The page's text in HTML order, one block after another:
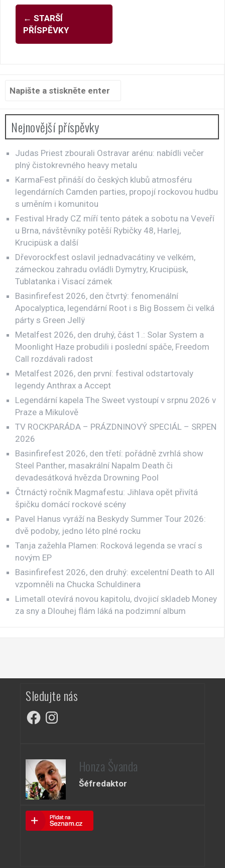
Navigace
pro
příspěvky
← STARŠÍ
PŘÍSPĚVKY
Hledat:
Nejnovější příspěvky
Judas Priest zbourali Ostravar arénu: nabídli večer
plný čistokrevného heavy metalu
KarmaFest přináší do českých klubů atmosféru
legendárních Camden parties, propojí rockovou hudbu
s uměním i komunitou
Festival Hrady CZ míří tento pátek a sobotu na Veveří
u Brna, návštěvníky potěší Rybičky 48, Harlej,
Krucipüsk a další
Dřevorockfest oslavil jednadvacátiny ve velkém,
zámeckou zahradu ovládli Dymytry, Krucipüsk,
Tublatanka i Visací zámek
Basinfirefest 2026, den čtvrtý: fenomenální
Apocalyptica, legendární Root i s Big Bossem či velká
párty s Green Jellÿ
Metalfest 2026, den druhý, část 1.: Solar System a
Moonlight Haze probudili i poslední spáče, Freedom
Call rozdávali radost
Metalfest 2026, den první: festival odstartovaly
legendy Anthrax a Accept
Legendární kapela The Sweet vystoupí v srpnu 2026 v
Praze a Mikulově
TV ROCKPARÁDA – PRÁZDNINOVÝ SPECIÁL – SRPEN
2026
Basinfirefest 2026, den třetí: pořádně zvrhlá show
Steel Panther, masakrální Napalm Death či
devadesátková hvězda Drowning Pool
Čtrnáctý ročník Magmafestu: Jihlava opět přivítá
špičku domácí rockové scény
Pavel Hanus vyráží na Beskydy Summer Tour 2026:
dvě podoby, jedno léto plné rocku
Tanja zažehla Plamen: Rocková legenda se vrací s
novým EP
Basinfirefest 2026, den druhý: excelentní Death to All
vzpomněli na Chucka Schuldinera
Limetall otevírá novou kapitolu, dvojicí skladeb Money
za sny a Dlouhej flám láká na podzimní album
Sledujte nás
FacebookInstagram
Honza Švanda
Šéfredaktor